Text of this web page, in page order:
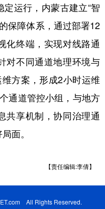
海南 重庆
云南 西藏
青海 宁夏
Français
运行，内蒙古建立“智
保障体系，通过部署12
化终端，实现对线路通
对不同通道地理环境与
方案，形成2小时运维
通道管控小组，与地方
共享机制，协同治理通
面。
【责任编辑:李倩】
All Rights Reserved.